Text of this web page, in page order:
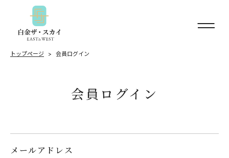
トップページ 会員ログイン
会員ログイン
メールアドレス